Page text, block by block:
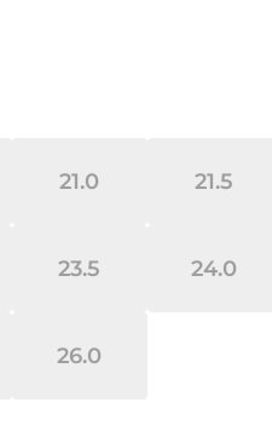
21.0 21.5
23.5 24.0
26.0